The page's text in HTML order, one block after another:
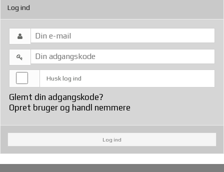
Log ind
Husk log ind
Glemt din adgangskode?
Opret bruger og handl nemmere
Log ind